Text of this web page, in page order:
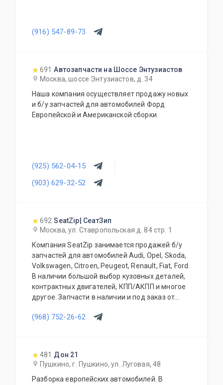
(916) 547-89-73
691 Автозапчасти на Шоссе Энтузиастов
Москва, шоссе Энтузиастов, д. 34
Наша компания осуществляет продажу новых
и б/у запчастей для автомобилей Форд
Европейской и Американской сборки.
(925) 562-04-15
(903) 629-32-52
692 SeatZip| СеатЗип
Москва, ул. Ставропольская д. 84 стр. 1
Компания SeatZip занимается продажей б/у
запчастей для автомобилей Audi, Opel, Skoda,
Volkswagen, Citroen, Peugeot, Renault, Fiat, Ford.
В наличии большой выбор кузовных деталей,
контрактных двигателей, КПП/АКПП и многое
другое. Запчасти в наличии и под заказ от
(968) 752-26-62
481 Дон 21
Пушкино, г. Пушкино, ул. Луговая, 48
Разборка европейских автомобилей. В